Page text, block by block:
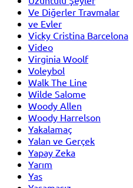
Ve Diğerler Travmalar
ve Evler
Vicky Cristina Barcelona
Video
Virginia Woolf
Voleybol
Walk The Line
Wilde Salome
Woody Allen
Woody Harrelson
Yakalamaç
Yalan ve Gerçek
Yapay Zeka
Yarım
Yas